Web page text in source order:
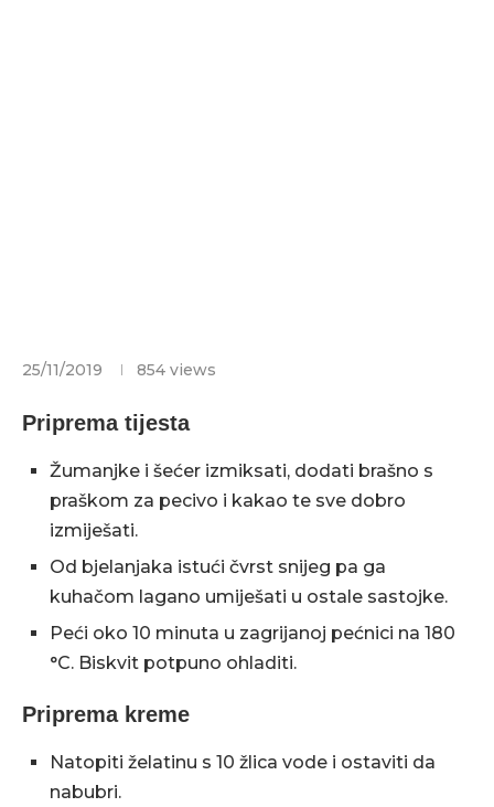
25/11/2019 854 views
Priprema tijesta
Žumanjke i šećer izmiksati, dodati brašno s
praškom za pecivo i kakao te sve dobro
izmiješati.
Od bjelanjaka istući čvrst snijeg pa ga
kuhačom lagano umiješati u ostale sastojke.
Peći oko 10 minuta u zagrijanoj pećnici na 180
°C. Biskvit potpuno ohladiti.
Priprema kreme
Natopiti želatinu s 10 žlica vode i ostaviti da
nabubri.